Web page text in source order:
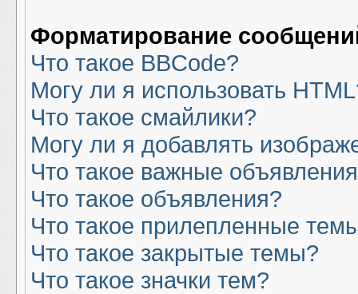
Форматирование
Что такое BBCode?
Могу ли я использовать
Что такое смайлики?
Могу ли я добавлять
Что такое важные
Что такое объявления?
Что такое прилепленные
Что такое закрытые темы?
Что такое значки тем?